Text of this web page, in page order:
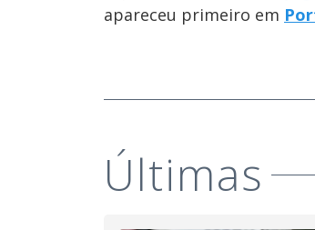
apareceu primeiro em
Últimas